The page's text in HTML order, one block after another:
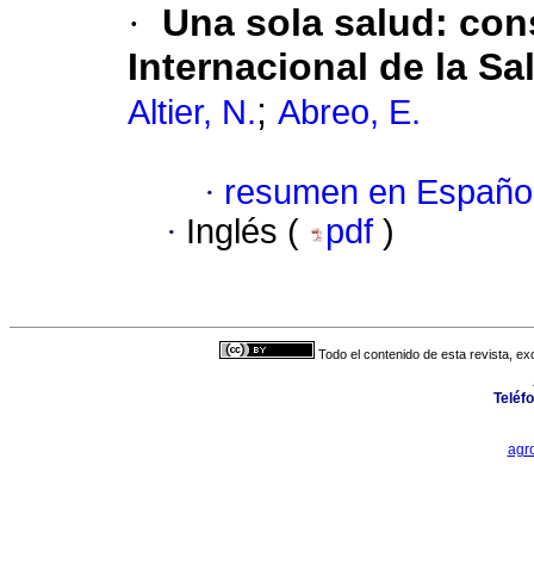
·
Una sola salud:
Internacional de la
Altier, N.; Abreo, E.
· resumen en
· Inglés ( pdf )
Todo el contenido de esta revista,